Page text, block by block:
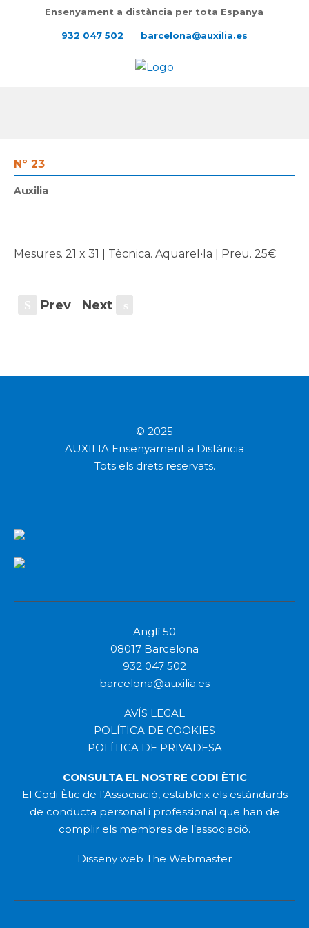
Ensenyament a distància per tota Espanya
932 047 502 barcelona@auxilia.es
Nº 23
Auxilia
Mesures. 21 x 31 | Tècnica. Aquarel•la | Preu. 25€
Prev Next
© 2025
AUXILIA Ensenyament a Distància
Tots els drets reservats.
Anglí 50
08017 Barcelona
932 047 502
barcelona@auxilia.es
AVÍS LEGAL
POLÍTICA DE COOKIES
POLÍTICA DE PRIVADESA
CONSULTA EL NOSTRE CODI ÈTIC
El Codi Ètic de l’Associació, estableix els estàndards
de conducta personal i professional que han de
complir els membres de l’associació.
Disseny web The Webmaster